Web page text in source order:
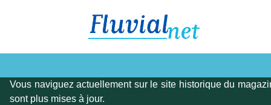
Vous naviguez actuellement sur le site historique du
sont plus mises à jour.